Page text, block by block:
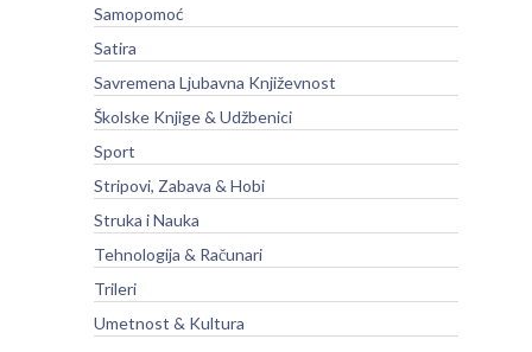
Samopomoć
Satira
Savremena Ljubavna Književnost
Školske Knjige & Udžbenici
Sport
Stripovi, Zabava & Hobi
Struka i Nauka
Tehnologija & Računari
Trileri
Umetnost & Kultura